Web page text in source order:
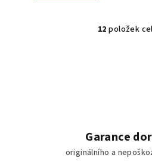
O
í
p
r
12 položek
Garance
originálního a